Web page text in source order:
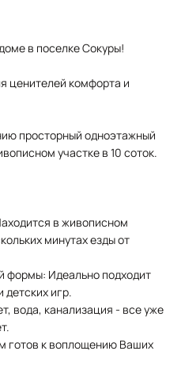
в поселке Сокуры!
ценителей комфорта и
просторный одноэтажный
участке в 10 соток.
в живописном
минутах езды от
формы: Идеально подходит
игр.
вода, канализация - все уже
готов к воплощению Ваших